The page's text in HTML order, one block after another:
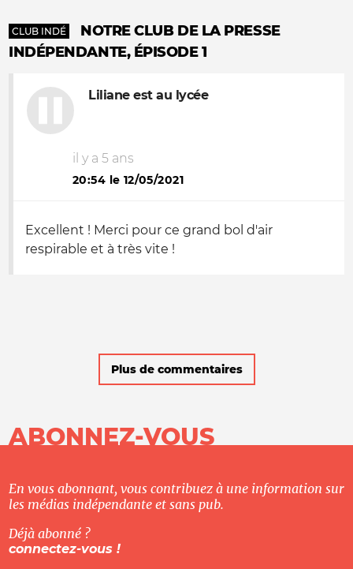
CLUB INDÉ
NOTRE CLUB DE LA PRESSE
INDÉPENDANTE, ÉPISODE 1
Liliane est au lycée
il y a 5 ans
20:54 le 12/05/2021
Excellent ! Merci pour ce grand bol d'air
respirable et à très vite !
Plus de commentaires
ABONNEZ-VOUS
En vous abonnant, vous contribuez à une information sur
les médias indépendante et sans pub.
Déjà abonné ?
connectez-vous !